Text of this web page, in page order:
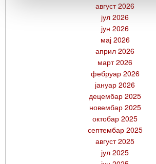
август 2026
јул 2026
јун 2026
мај 2026
април 2026
март 2026
фебруар 2026
јануар 2026
децембар 2025
новембар 2025
октобар 2025
септембар 2025
август 2025
јул 2025